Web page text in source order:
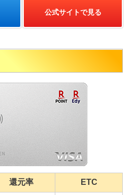
公式サイトで見る
還元率 ETC